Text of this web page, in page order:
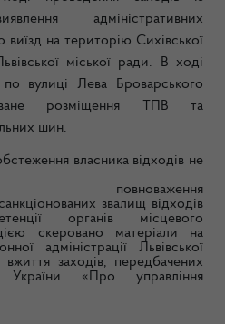
адміністративних
на територію Сихівської
міської ради. В ході
по вулиці Лева Броварського
розміщення ТПВ та
шин.
власника відходів не
звалищ відходів
органів місцевого
скеровано матеріали на
адміністрації Львівської
заходів, передбачених
«Про управління